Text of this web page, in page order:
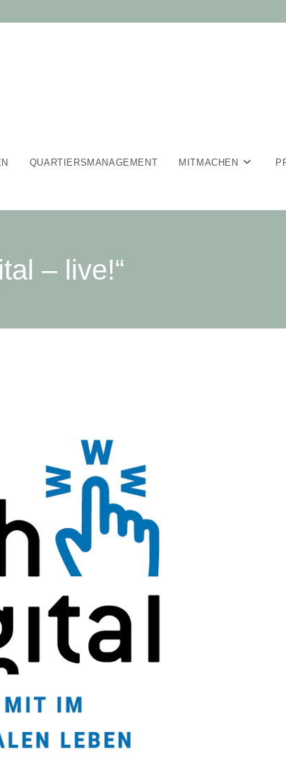
QUARTIERSMANAGEMENT MITMACHEN
– live!“